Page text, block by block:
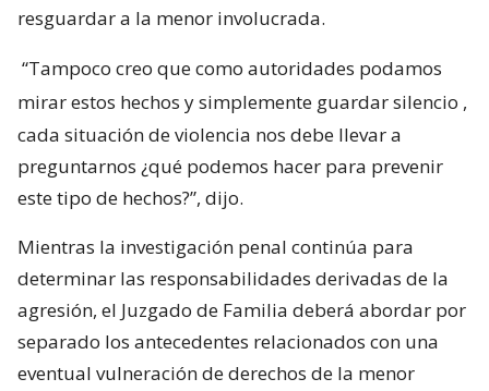
resguardar a la menor involucrada.
“Tampoco creo que como autoridades podamos
mirar estos hechos y simplemente guardar silencio ,
cada situación de violencia nos debe llevar a
preguntarnos ¿qué podemos hacer para prevenir
este tipo de hechos?”, dijo.
Mientras la investigación penal continúa para
determinar las responsabilidades derivadas de la
agresión, el Juzgado de Familia deberá abordar por
separado los antecedentes relacionados con una
eventual vulneración de derechos de la menor